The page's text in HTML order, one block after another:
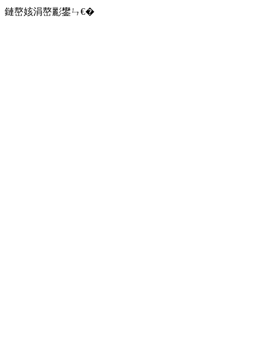
鏈嶅姟涓嶅彲鐢ㄣ€�